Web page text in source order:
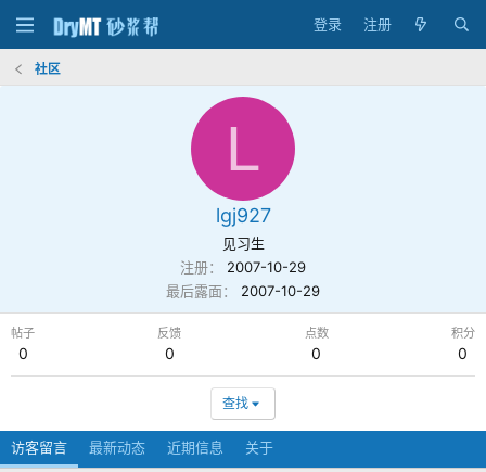
登录 注册
社区
L
lgj927
见习生
注册
2007-10-29
最后露面
2007-10-29
帖子
0
反馈
0
点数
0
积分
0
查找
访客留言 最新动态 近期信息 关于